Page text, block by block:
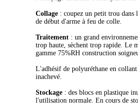
Collage : coupez un petit trou dans
de début d'arme à feu de colle.
Traitement : un grand
trop haute, sèchent trop rapide. Le
gamme 75%RH construction
L'adhésif de polyuréthane en
inachevé.
Stockage : des blocs en plastique
l'utilisation normale. En cours de